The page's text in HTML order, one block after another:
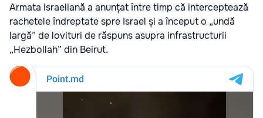
Armata israeliană a anunțat între timp că interceptează
rachetele îndreptate spre Israel și a început o „undă
largă” de lovituri de răspuns asupra infrastructurii
„Hezbollah” din Beirut.